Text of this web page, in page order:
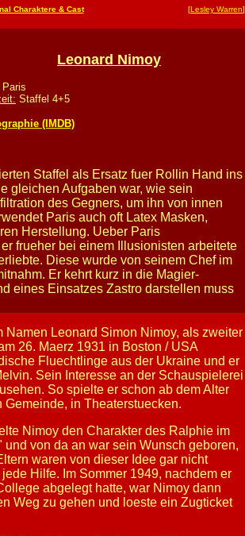
Charaktere & Cast [Lesley Warren]
Leonard Nimoy
Paris
Staffel 4+5
(IMDB)
Staffel als Ersatz fuer Rollin Hand ins
gleichen Aufgaben war, wie sein
des Gegners, um ihn von innen
Paris auch oft Latex Masken,
Herstellung. Ueber Paris
frueher bei einem Illusionisten arbeitete
Diese wurde von seinem Chef im
Er kehrt kurz in die Magier-
eines Einsatzes Zastro darstellen muss
Namen Leonard Simon Nimoy, als zweiter
26. Maerz 1931 in Boston / USA
Fluechtlinge aus der Ukraine und er
Sein Interesse an der Schauspielerei
So spielte er schon ab dem Alter
in Theaterstuecken.
Nimoy den Charakter des Ralphie im
von da an war sein Wunsch geboren,
waren von dieser Idee gar nicht
Hilfe. Im Sommer 1949, nachdem er
abgelegt hatte, war Nimoy dann
Weg zu gehen und loeste ein Zugticket